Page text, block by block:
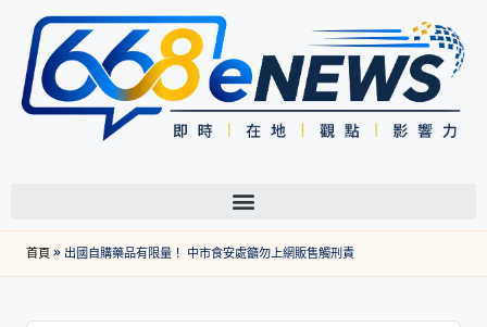
首頁» 出國自購藥品有限量！ 中市食安處籲勿上網販售觸刑責